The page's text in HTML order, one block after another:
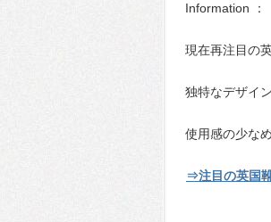
Information ：
現在再注目の
独特なデザイ
使用感の少な
⇒注目の英国